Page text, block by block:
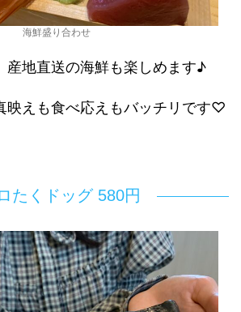
海鮮盛り合わせ
産地直送の海鮮も楽しめます♪
映えも食べ応えもバッチリです♡
たくドッグ 580円